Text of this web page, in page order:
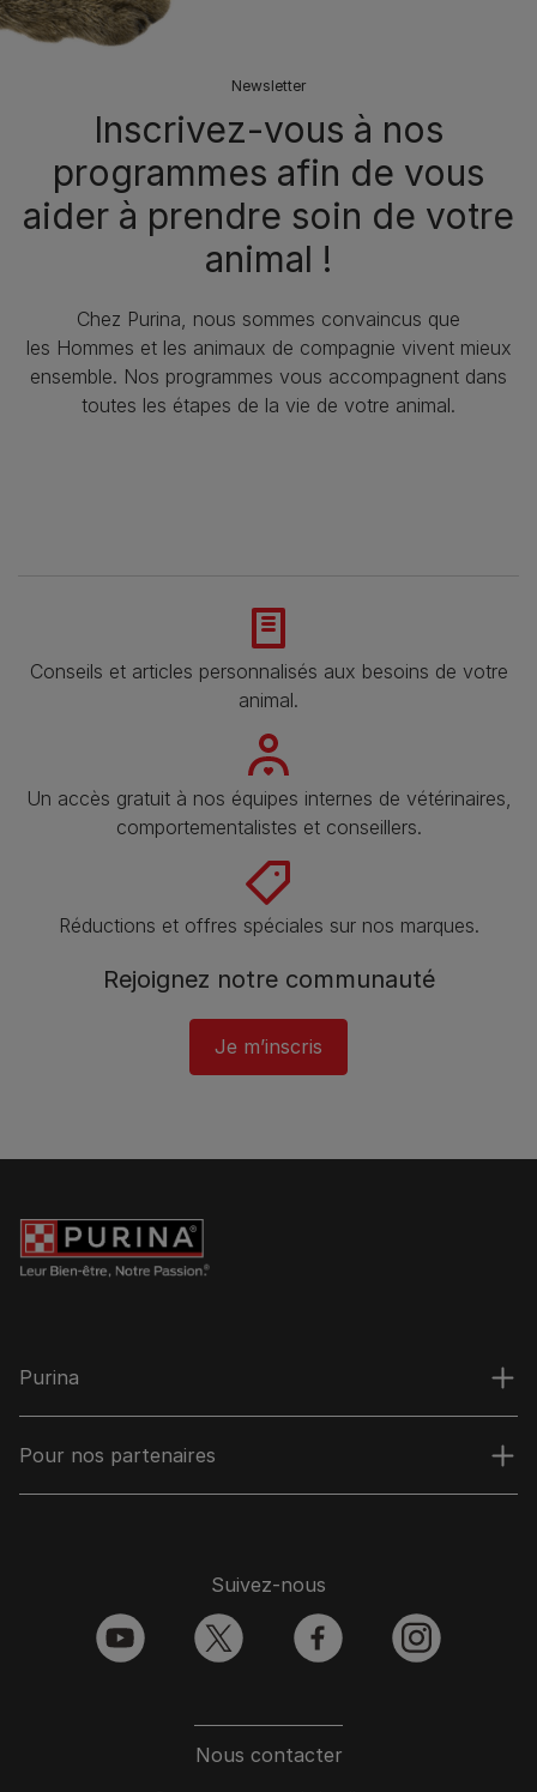
Newsletter
Inscrivez-vous à nos
programmes afin de vous
aider à prendre soin de votre
animal !​
Chez Purina, nous sommes convaincus que
les Hommes et les animaux de compagnie vivent mieux
ensemble. Nos programmes vous accompagnent dans
toutes les étapes de la vie de votre animal.​
Conseils et articles personnalisés aux besoins de votre
animal​.
Un accès gratuit à nos équipes internes de vétérinaires,
comportementalistes et conseillers.
Réductions et offres spéciales sur nos marques.
Rejoignez notre communauté
Je m’inscris
Purina
Pour nos partenaires
Nous contacter
Suivez-nous
youtube twitter facebook instagram